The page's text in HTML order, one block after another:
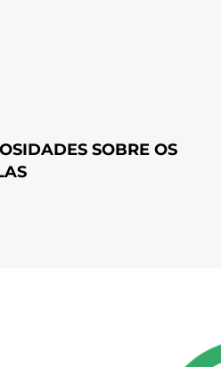
SOBRE OS